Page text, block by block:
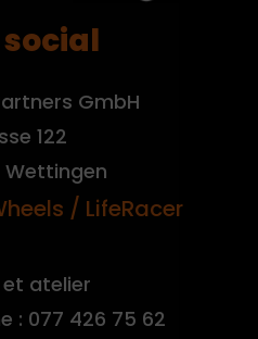
social
GmbH
122
Wettingen
/ LifeRacer
atelier
: 077 426 75 62